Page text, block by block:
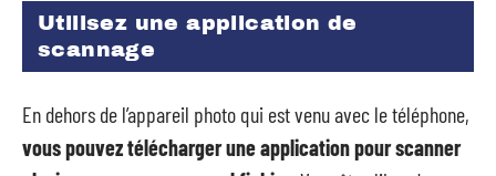
Utilisez une application de
scannage
En dehors de l’appareil photo qui est venu avec le téléphone,
vous pouvez télécharger une application pour scanner